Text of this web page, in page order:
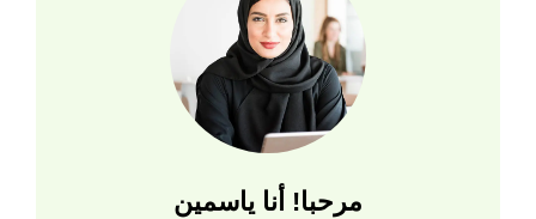
مرحبا! أنا ياسمين